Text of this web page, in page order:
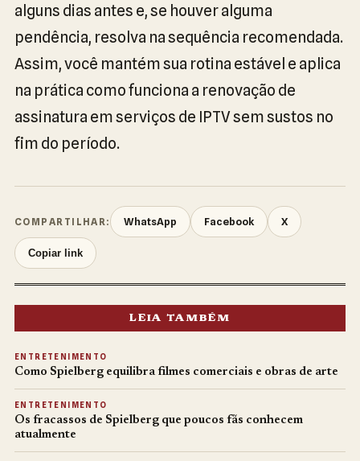
alguns dias antes e, se houver alguma
pendência, resolva na sequência recomendada.
Assim, você mantém sua rotina estável e aplica
na prática como funciona a renovação de
assinatura em serviços de IPTV sem sustos no
fim do período.
COMPARTILHAR: WhatsApp Facebook X
Copiar link
LEIA TAMBÉM
ENTRETENIMENTO
Como Spielberg equilibra filmes comerciais e obras de arte
ENTRETENIMENTO
Os fracassos de Spielberg que poucos fãs conhecem
atualmente